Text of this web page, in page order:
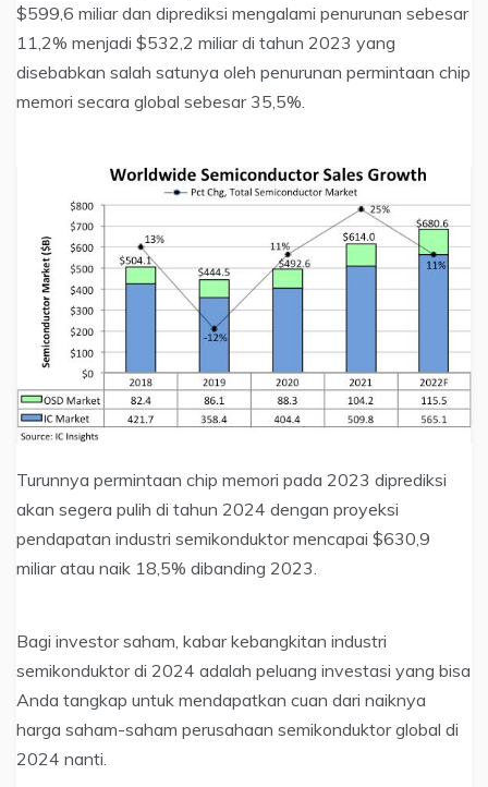
$599,6 miliar dan diprediksi mengalami penurunan sebesar
11,2% menjadi $532,2 miliar di tahun 2023 yang
disebabkan salah satunya oleh penurunan permintaan chip
memori secara global sebesar 35,5%.
Turunnya permintaan chip memori pada 2023 diprediksi
akan segera pulih di tahun 2024 dengan proyeksi
pendapatan industri semikonduktor mencapai $630,9
miliar atau naik 18,5% dibanding 2023.
Bagi investor saham, kabar kebangkitan industri
semikonduktor di 2024 adalah peluang investasi yang bisa
Anda tangkap untuk mendapatkan cuan dari naiknya
harga saham-saham perusahaan semikonduktor global di
2024 nanti.